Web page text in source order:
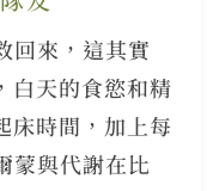
回來，這其實
白天的食慾和精
床時間，加上每
蒙與代謝在比